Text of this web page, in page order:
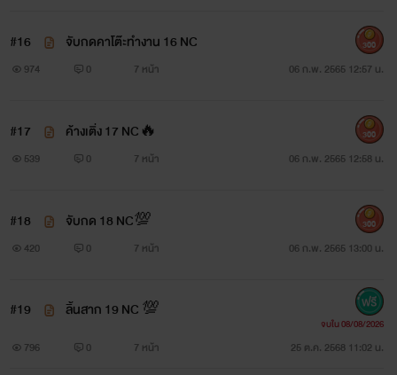
#16 จับกดคาโต๊ะทำงาน 16 NC
974 0 7 หน้า 06 ก.พ. 2565 12:57 น.
300
#17 ค้างเติ่ง 17 NC🔥
539 0 7 หน้า 06 ก.พ. 2565 12:58 น.
300
#18 จับกด 18 NC💯
420 0 7 หน้า 06 ก.พ. 2565 13:00 น.
300
#19 ลิ้นสาก 19 NC 💯
796 0 7 หน้า 25 ต.ค. 2568 11:02 น.
จบใน 08/08/2026